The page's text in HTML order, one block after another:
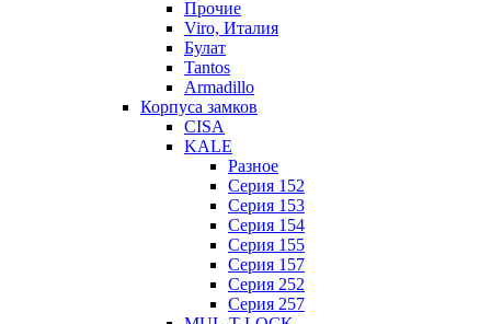
Прочие
Viro, Италия
Булат
Tantos
Armadillo
Корпуса замков
CISA
KALE
Разное
Серия 152
Серия 153
Серия 154
Серия 155
Серия 157
Серия 252
Серия 257